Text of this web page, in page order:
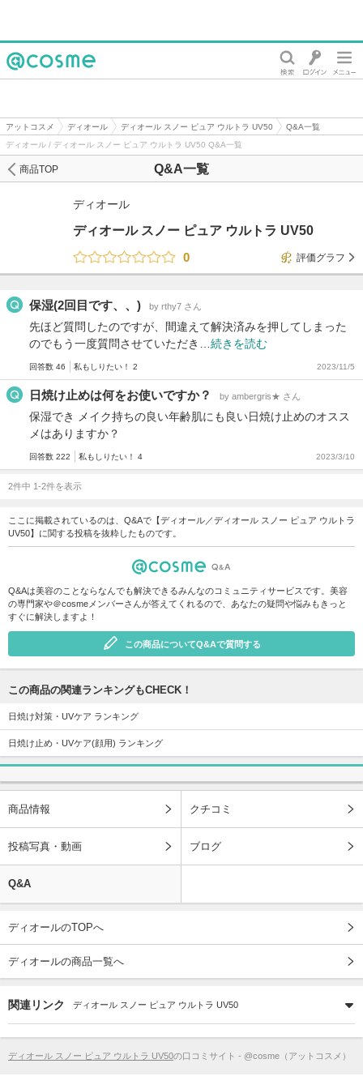
アットコスメ ディオール ディオール スノー ピュア ウルトラ UV50
Q&A一覧
ディオール / ディオール スノー ピュア ウルトラ UV50 Q&A一覧
Q&A一覧
商品TOP
ディオール
ディオール スノー ピュア ウルトラ UV50
0
評価グラフ
保湿(2回目です、、) by rthy7 さん
先ほど質問したのですが、間違えて解決済みを押してしまった
のでもう一度質問させていただき… 続きを読む
回答数 46 私もしりたい！ 2 2023/11/5
日焼け止めは何をお使いですか？ by ambergris★ さん
保湿でき メイク持ちの良い年齢肌にも良い日焼け止めのオスス
メはありますか？
回答数 222 私もしりたい！ 4 2023/3/10
2件中 1-2件を表示
ここに掲載されているのは、Q&Aで【ディオール／ディオール スノー ピュア ウルトラ
UV50】に関する投稿を抜粋したものです。
Q&Aは美容のことならなんでも解決できるみんなのコミュニティサービスです。美容
の専門家や＠cosmeメンバーさんが答えてくれるので、あなたの疑問や悩みもきっと
すぐに解決しますよ！
この商品についてQ&Aで質問する
この商品の関連ランキングもCHECK！
日焼け対策・UVケア ランキング
日焼け止め・UVケア(顔用) ランキング
商品情報 クチコミ
投稿写真・動画 ブログ
Q&A
ディオールのTOPへ
ディオールの商品一覧へ
関連リンク ディオール スノー ピュア ウルトラ UV50
ディオール スノー ピュア ウルトラ UV50の口コミサイト - @cosme（アットコスメ）